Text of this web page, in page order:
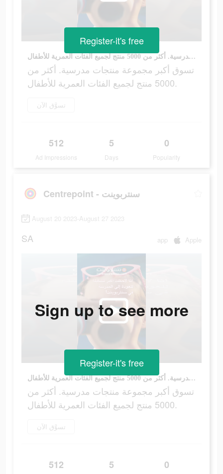
تسوق أكبر مجموعة منتجات مدرسية. أكثر من 5000 منتج لجميع الفئات العمرية للأطفال.
تسوق أكبر مجموعة منتجات مدرسية. أكثر من
5000 منتج لجميع الفئات العمرية للأطفال.
تسوَّق الآن
512
Ad Impressions
5
Days
0
Popularity
Register-it's free
Centrepoint - سنتربوينت
August 20 2023-August 27 2023
SA app Apple
تسوق أكبر مجموعة منتجات مدرسية. أكثر من 5000 منتج لجميع الفئات العمرية للأطفال.
تسوق أكبر مجموعة منتجات مدرسية. أكثر من
5000 منتج لجميع الفئات العمرية للأطفال.
تسوَّق الآن
512 5 0
Sign up to see more
Register-it's free